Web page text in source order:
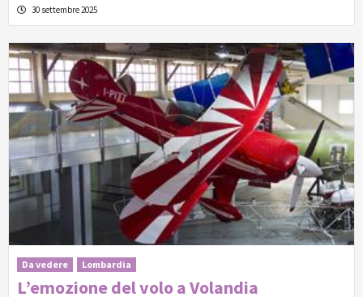
30 settembre 2025
Da vedere Lombardia
L’emozione del volo a Volandia